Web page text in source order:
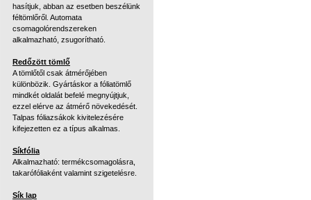
hasítjuk, abban az esetben beszélünk
féltömlőről. Automata
csomagolórendszereken
alkalmazható, zsugorítható.
Redőzött tömlő
A tömlőtől csak átmérőjében
különbözik. Gyártáskor a fóliatömlő
mindkét oldalát befelé megnyújtjuk,
ezzel elérve az átmérő növekedését.
Talpas fóliazsákok kivitelezésére
kifejezetten ez a típus alkalmas.
Síkfólia
Alkalmazható: termékcsomagolásra,
takarófóliaként valamint szigetelésre.
Sík lap